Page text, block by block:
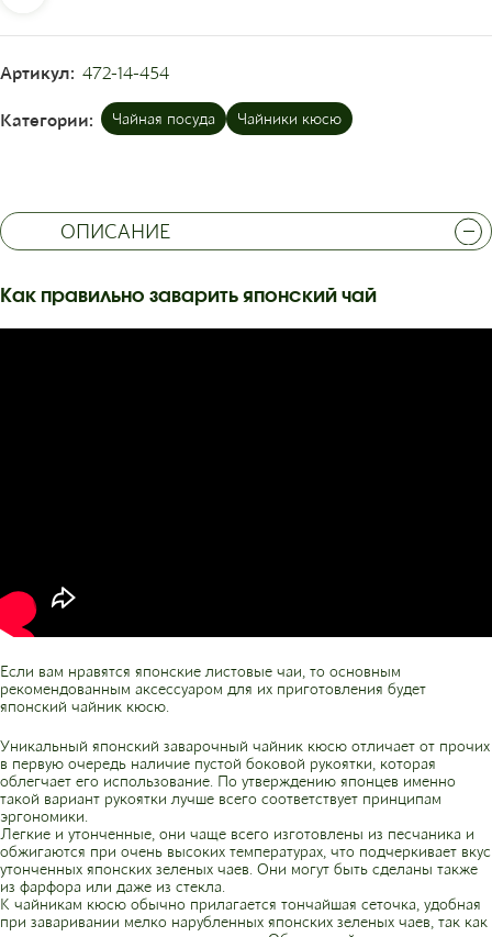
Артикул: 472-14-454
Категории: Чайная посуда Чайники кюсю
ОПИСАНИЕ
Как правильно заварить японский чай
Если вам нравятся японские листовые чаи, то основным
рекомендованным аксессуаром для их приготовления будет
японский чайник кюсю.
Уникальный японский заварочный чайник кюсю отличает от прочих
в первую очередь наличие пустой боковой рукоятки, которая
облегчает его использование. По утверждению японцев именно
такой вариант рукоятки лучше всего соответствует принципам
эргономики.
Легкие и утонченные, они чаще всего изготовлены из песчаника и
обжигаются при очень высоких температурах, что подчеркивает вкус
утонченных японских зеленых чаев. Они могут быть сделаны также
из фарфора или даже из стекла.
К чайникам кюсю обычно прилагается тончайшая сеточка, удобная
при заваривании мелко нарубленных японских зеленых чаев, так как